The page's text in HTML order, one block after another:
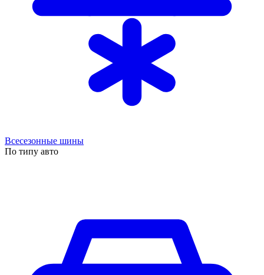
Всесезонные шины
По типу авто